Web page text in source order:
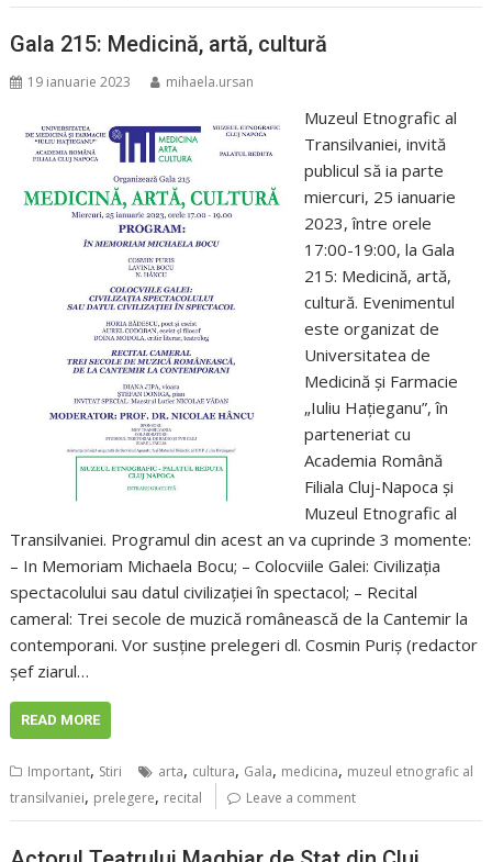
Gala 215: Medicină, artă, cultură
19 ianuarie 2023 mihaela.ursan
Muzeul Etnografic al
Transilvaniei, invită
publicul să ia parte
miercuri, 25 ianuarie
2023, între orele
17:00-19:00, la Gala
215: Medicină, artă,
cultură. Evenimentul
este organizat de
Universitatea de
Medicină și Farmacie
„Iuliu Hațieganu”, în
parteneriat cu
Academia Română
Filiala Cluj-Napoca și
Muzeul Etnografic al
Transilvaniei. Programul din acest an va cuprinde 3 momente:
– In Memoriam Michaela Bocu; – Colocviile Galei: Civilizația
spectacolului sau datul civilizației în spectacol; – Recital
cameral: Trei secole de muzică românească de la Cantemir la
contemporani. Vor susține prelegeri dl. Cosmin Puriș (redactor
șef ziarul…
READ MORE
Important, Stiri arta, cultura, Gala, medicina, muzeul etnografic al
transilvaniei, prelegere, recital Leave a comment